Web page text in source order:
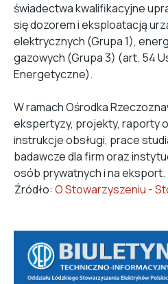
świadectwa kwalifikacyjne
się dozorem i eksploatacją
elektrycznych (Grupa 1),
gazowych (Grupa 3) (art. 54
Energetyczne).
W ramach Ośrodka
ekspertyzy, projekty, raporty
instrukcje obsługi, prace
badawcze dla firm oraz
osób prywatnych i na eksport.
Źródło: O Stowarzyszeniu -